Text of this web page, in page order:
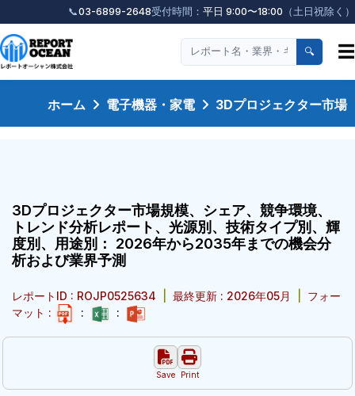
📞03-6899-2648受付時間： 平日 9:00〜18:00 （土日祝除く）
🔍 ☰
ホーム 電子機器・家電 3Dプロジェクター市場
3Dプロジェクター市場規模、シェア、競争環境、
トレンド分析レポート、光源別、技術タイプ別、輝
度別、用途別： 2026年から2035年までの機会分
析および業界予測
レポートID : ROJP0525634 最終更新 : 2026年05月
フォー
マット :
: :
Save Print